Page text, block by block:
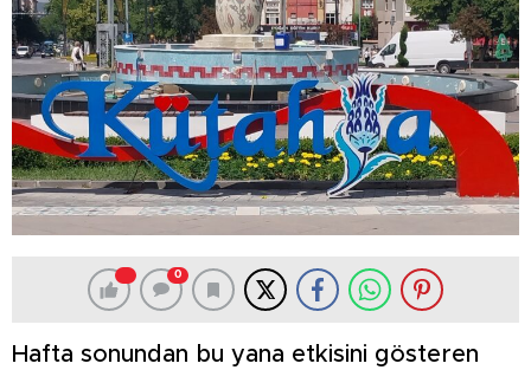
0
Hafta sonundan bu yana etkisini gösteren